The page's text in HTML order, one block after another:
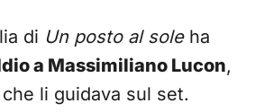
di Un posto al soleha
a Massimiliano Lucon,
che li guidava sul set.